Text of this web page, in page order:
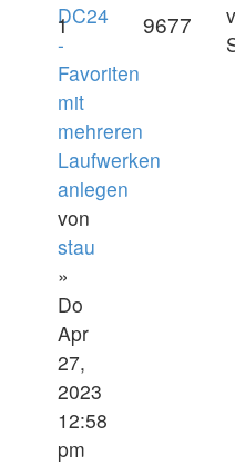
DC24
-
Favoriten
mit
mehreren
Laufwerken
anlegen
von
stau
»
Do
Apr
27,
2023
12:58
pm
1 9677